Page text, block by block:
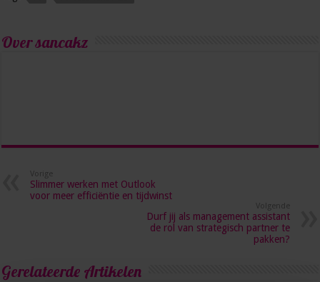
Over sancakz
Vorige
Slimmer werken met Outlook
voor meer efficiëntie en tijdwinst
Volgende
Durf jij als management assistant
de rol van strategisch partner te
pakken?
Gerelateerde Artikelen